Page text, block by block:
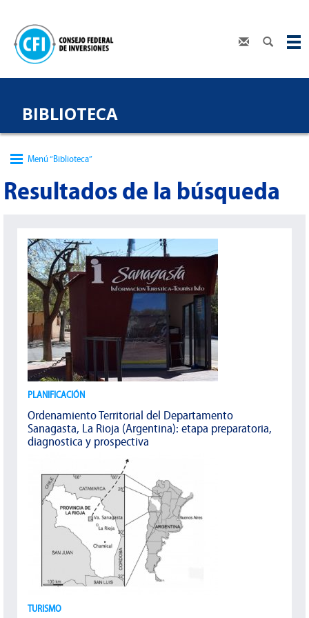
BIBLIOTECA
Menú “Biblioteca”
Resultados de la búsqueda
PLANIFICACIÓN
Ordenamiento Territorial del Departamento
Sanagasta, La Rioja (Argentina): etapa preparatoria,
diagnostica y prospectiva
TURISMO